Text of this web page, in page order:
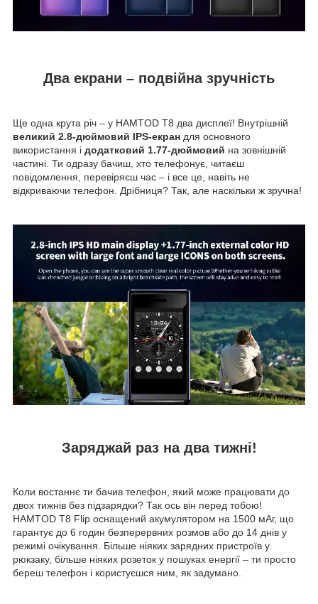
Два екрани – подвійна зручність
Ще одна крута річ – у HAMTOD T8 два дисплеї! Внутрішній
великий 2.8-дюймовий IPS-екран для основного
використання і додатковий 1.77-дюймовий на зовнішній
частині. Ти одразу бачиш, хто телефонує, читаєш
повідомлення, перевіряєш час – і все це, навіть не
відкриваючи телефон. Дрібниця? Так, але наскільки ж зручна!
Заряджай раз на два тижні!
Коли востаннє ти бачив телефон, який може працювати до
двох тижнів без підзарядки? Так ось він перед тобою!
HAMTOD T8 Flip оснащений акумулятором на 1500 мАг, що
гарантує до 6 годин безперервних розмов або до 14 днів у
режимі очікування. Більше ніяких зарядних пристроїв у
рюкзаку, більше ніяких розеток у пошуках енергії – ти просто
береш телефон і користуєшся ним, як задумано.